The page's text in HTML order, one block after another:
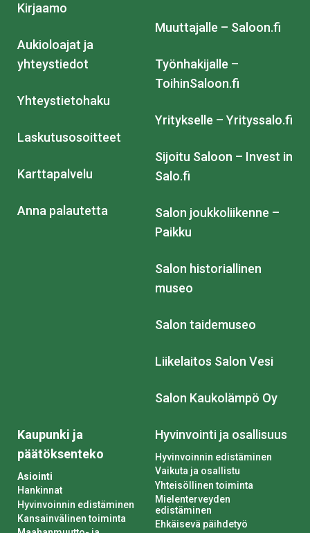
Kirjaamo
Aukioloajat ja
yhteystiedot
Yhteystietohaku
Laskutusosoitteet
Karttapalvelu
Anna palautetta
Muuttajalle – Saloon.fi
Työnhakijalle –
ToihinSaloon.fi
Yritykselle – Yrityssalo.fi
Sijoitu Saloon – Invest in
Salo.fi
Salon joukkoliikenne –
Paikku
Salon historiallinen
museo
Salon taidemuseo
Liikelaitos Salon Vesi
Salon Kaukolämpö Oy
Kaupunki ja
päätöksenteko
Asiointi
Hankinnat
Hyvinvoinnin edistäminen
Kansainvälinen toiminta
Hyvinvointi ja osallisuus
Hyvinvoinnin edistäminen
Vaikuta ja osallistu
Yhteisöllinen toiminta
Mielenterveyden
edistäminen
Ehkäisevä päihdetyö